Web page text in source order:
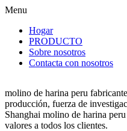
Menu
Hogar
PRODUCTO
Sobre nosotros
Contacta con nosotros
molino de harina peru
producción, fuerza de
Shanghai molino de harina
valores a todos los clientes.